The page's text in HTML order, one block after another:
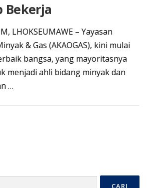
Bekerja
LHOKSEUMAWE – Yayasan
& Gas (AKAOGAS), kini mulai
bangsa, yang mayoritasnya
menjadi ahli bidang minyak dan
…